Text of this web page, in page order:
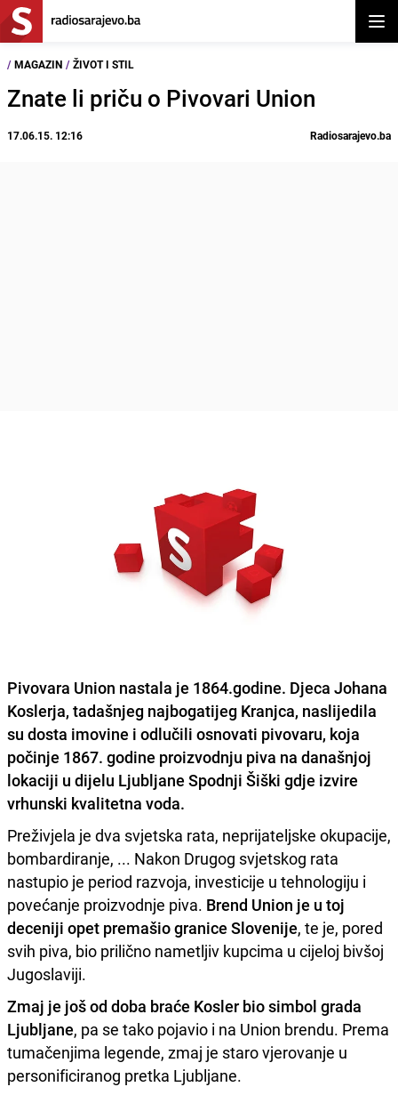
/ MAGAZIN / ŽIVOT I STIL
Znate li priču o Pivovari Union
17.06.15. 12:16 Radiosarajevo.ba
Pivovara Union nastala je 1864.godine. Djeca Johana
Koslerja, tadašnjeg najbogatijeg Kranjca, naslijedila
su dosta imovine i odlučili osnovati pivovaru, koja
počinje 1867. godine proizvodnju piva na današnjoj
lokaciji u dijelu Ljubljane Spodnji Šiški gdje izvire
vrhunski kvalitetna voda.
Preživjela je dva svjetska rata, neprijateljske okupacije,
bombardiranje, ... Nakon Drugog svjetskog rata
nastupio je period razvoja, investicije u tehnologiju i
povećanje proizvodnje piva. Brend Union je u toj
deceniji opet premašio granice Slovenije, te je, pored
svih piva, bio prilično nametljiv kupcima u cijeloj bivšoj
Jugoslaviji.
Zmaj je još od doba braće Kosler bio simbol grada
Ljubljane, pa se tako pojavio i na Union brendu. Prema
tumačenjima legende, zmaj je staro vjerovanje u
personificiranog pretka Ljubljane.